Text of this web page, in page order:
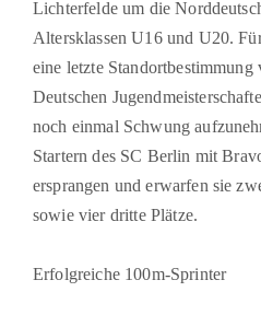
Lichterfelde um die
Altersklassen U16 und U20.
eine letzte Standortbestimmung
Deutschen
noch einmal Schwung
Startern des SC Berlin mit
ersprangen und erwarfen sie
sowie vier dritte Plätze.
Erfolgreiche 100m-Sprinter